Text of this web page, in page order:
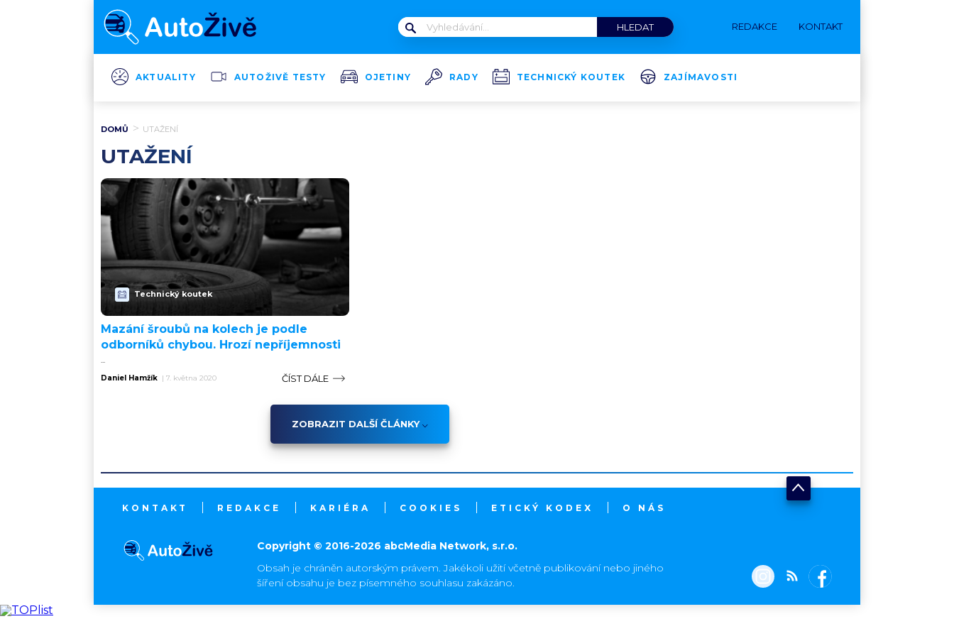
REDAKCE KONTAKT
AKTUALITY AUTOŽIVĚ TESTY OJETINY RADY TECHNICKÝ KOUTEK ZAJÍMAVOSTI
DOMŮ UTAŽENÍ
UTAŽENÍ
Technický koutek
Mazání šroubů na kolech je podle
odborníků chybou. Hrozí nepříjemnosti
...
Daniel Hamžík | 7. května 2020 ČÍST DÁLE
ZOBRAZIT DALŠÍ ČLÁNKY
KONTAKT REDAKCE KARIÉRA COOKIES ETICKÝ KODEX O NÁS
Copyright © 2016-2026 abcMedia Network, s.r.o.
Obsah je chráněn autorským právem. Jakékoli užití včetně publikování nebo jiného
šíření obsahu je bez písemného souhlasu zakázáno.